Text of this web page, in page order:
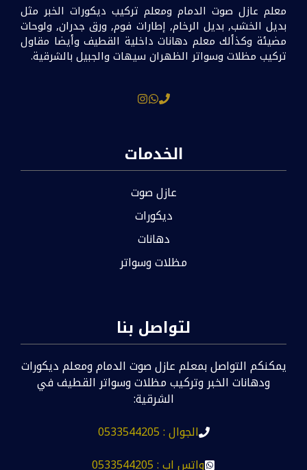
معلم عازل صوت الدمام ومعلم تركيب ديكورات الخبر مثل
بديل الخشب, بديل الرخام, إطارات فوم, ورق جدران, ولوحات
مضيئة وكذألك معلم دهانات داخلية القطيف وأيضا مقاول
تركيب مظلات وسواتر الظهران سيهات والجبيل بالشرقية.
الخدمات
عازل صوت
ديكورات
دهانات
مظلات وسواتر
لتواصل بنا
يمكنكم التواصل بمعلم عازل صوت الدمام ومعلم ديكورات
ودهانات الخبر وتركيب مظلات وسواتر القطيف في
الشرقية:
الجوال : 0533544205
واتس اب : 0533544205